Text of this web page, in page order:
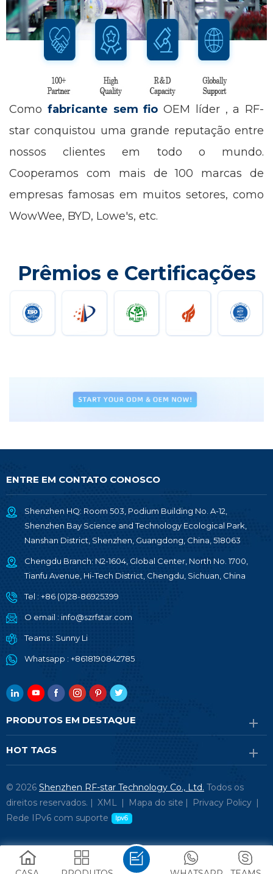
Como fabricante sem fio OEM líder , a RF-
star conquistou uma grande reputação entre
nossos clientes em todo o mundo.
Cooperamos com mais de 100 marcas de
empresas famosas em muitos setores, como
WowWee, BYD, Lowe's, etc.
Prêmios e Certificações
ENTRE EM CONTATO CONOSCO
Shenzhen HQ: Room 503, Podium Building No. A-12,
Shenzhen Bay Science and Technology Ecological Park,
Nanshan District, Shenzhen, Guangdong, China, 518063
Chengdu Branch: N2-1604, Global Center, North No. 1700,
Tianfu Avenue, Hi-Tech District, Chengdu, Sichuan, China
Tel : +86 (0)28-86925399
O email : info@szrfstar.com
Teams : Sunny Li
Whatsapp : +8618190842785
PRODUTOS EM DESTAQUE
HOT TAGS
© 2026 Shenzhen RF-star Technology Co., Ltd. Todos os
direitos reservados. | XML | Mapa do site | Privacy Policy |
Rede IPv6 com suporte